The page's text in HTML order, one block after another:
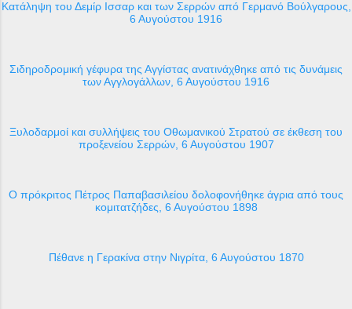
Κατάληψη του Δεμίρ Ισσαρ και των Σερρών από Γερμανό Βούλγαρους,
6 Αυγούστου 1916
Σιδηροδρομική γέφυρα της Αγγίστας ανατινάχθηκε από τις δυνάμεις
των Αγγλογάλλων, 6 Αυγούστου 1916
Ξυλοδαρμοί και συλλήψεις του Οθωμανικού Στρατού σε έκθεση του
προξενείου Σερρών, 6 Αυγούστου 1907
Ο πρόκριτος Πέτρος Παπαβασιλείου δολοφονήθηκε άγρια από τους
κομιτατζήδες, 6 Αυγούστου 1898
Πέθανε η Γερακίνα στην Νιγρίτα, 6 Αυγούστου 1870